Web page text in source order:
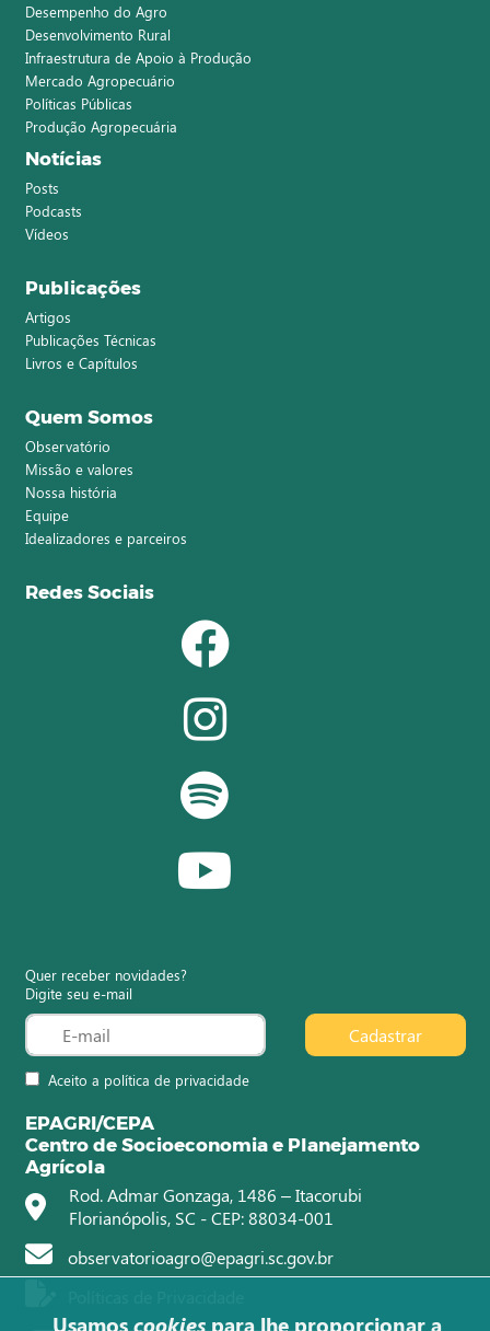
Desempenho do Agro
Desenvolvimento Rural
Infraestrutura de Apoio à Produção
Mercado Agropecuário
Políticas Públicas
Produção Agropecuária
Notícias
Posts
Podcasts
Vídeos
Publicações
Artigos
Publicações Técnicas
Livros e Capítulos
Quem Somos
Observatório
Missão e valores
Nossa história
Equipe
Idealizadores e parceiros
Redes Sociais
Quer receber novidades?
Digite seu e-mail
Aceito a política de privacidade
Cadastrar
EPAGRI/CEPA
Centro de Socioeconomia e Planejamento
Agrícola
Rod. Admar Gonzaga, 1486 – Itacorubi
Florianópolis, SC - CEP: 88034-001
observatorioagro@epagri.sc.gov.br
Usamos cookies para lhe proporcionar a